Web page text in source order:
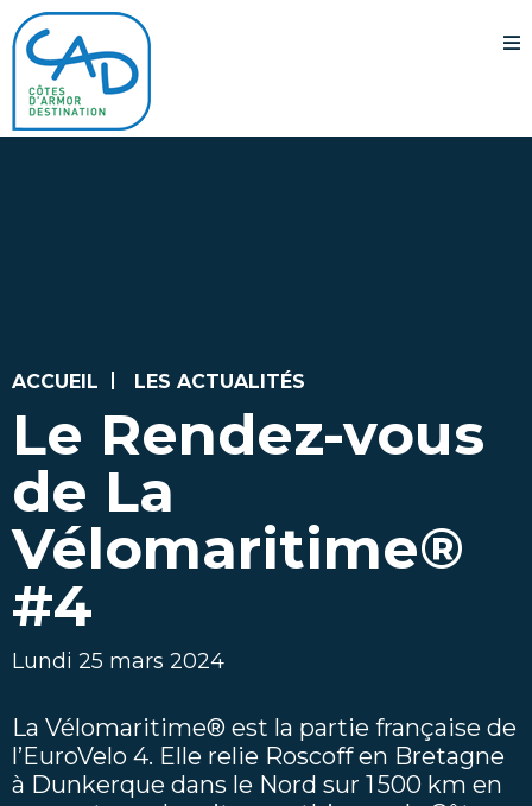
ACCUEIL LES ACTUALITÉS
Le Rendez-vous
de La
Vélomaritime®
#4
Lundi 25 mars 2024
La Vélomaritime® est la partie française de
l’EuroVelo 4. Elle relie Roscoff en Bretagne
à Dunkerque dans le Nord sur 1 500 km en